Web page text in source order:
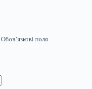
Обов’язкові поля